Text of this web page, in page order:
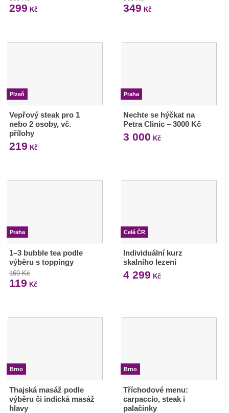
299 Kč 349 Kč
Plzeň
Vepřový steak pro 1
nebo 2 osoby, vč.
přílohy
219 Kč
Praha
Nechte se hýčkat na
Petra Clinic – 3000 Kč
3 000 Kč
Praha
1–3 bubble tea podle
výběru s toppingy
169 Kč
119 Kč
Celá ČR
Individuální kurz
skalního lezení
4 299 Kč
Brno
Thajská masáž podle
výběru či indická masáž
hlavy
Brno
Tříchodové menu:
carpaccio, steak i
palačinky